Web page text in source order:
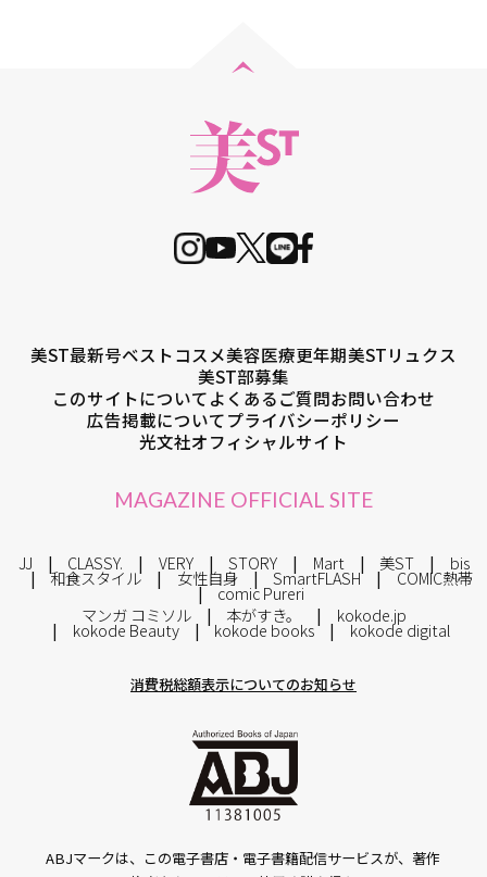
美ST最新号ベストコスメ美容医療更年期美STリュクス
美ST部募集
このサイトについてよくあるご質問お問い合わせ
広告掲載についてプライバシーポリシー
光文社オフィシャルサイト
MAGAZINE OFFICIAL SITE
JJ CLASSY. VERY STORY Mart 美ST bis
和食スタイル 女性自身 SmartFLASH COMIC熱帯
comic Pureri
マンガ コミソル
本がすき。 kokode.jp
kokode Beauty kokode books kokode digital
消費税総額表示についてのお知らせ
ABJマークは、この電子書店・電子書籍配信サービスが、著作